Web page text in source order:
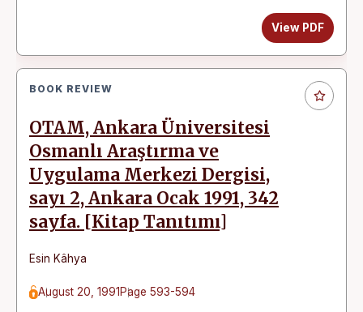
View PDF
BOOK REVIEW
OTAM, Ankara Üniversitesi
Osmanlı Araştırma ve
Uygulama Merkezi Dergisi,
sayı 2, Ankara Ocak 1991, 342
sayfa. [Kitap Tanıtımı]
Esin Kâhya
August 20, 1991 Page 593-594